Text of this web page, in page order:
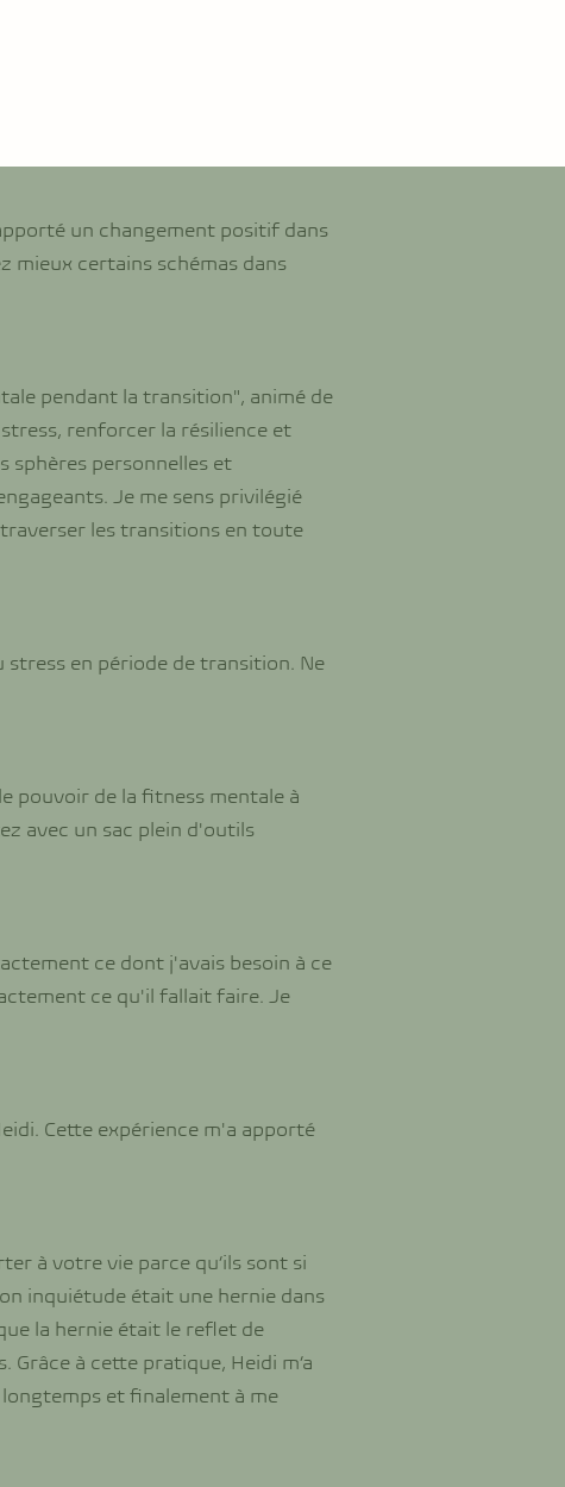
un changement positif dans
mieux certains schémas dans
pendant la transition", animé de
renforcer la résilience et
sphères personnelles et
Je me sens privilégié
les transitions en toute
en période de transition. Ne
pouvoir de la fitness mentale à
avec un sac plein d'outils
ce dont j'avais besoin à ce
ce qu'il fallait faire. Je
Cette expérience m'a apporté
à votre vie parce qu’ils sont si
inquiétude était une hernie dans
la hernie était le reflet de
à cette pratique, Heidi m’a
et finalement à me